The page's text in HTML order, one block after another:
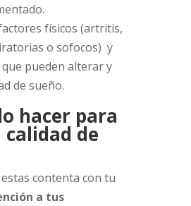
físicos (artritis,
o sofocos) y
pueden alterar y
de sueño.
hacer para
de
contenta con tu
a tus